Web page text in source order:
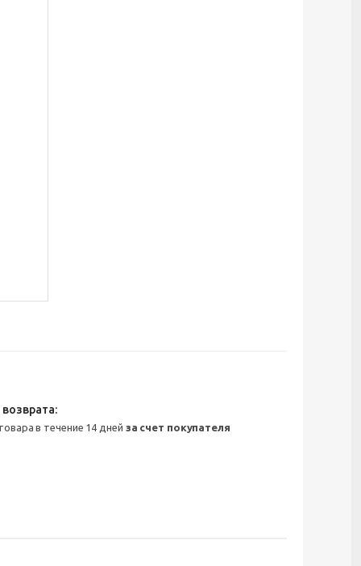
в течение 14 дней за счет покупателя